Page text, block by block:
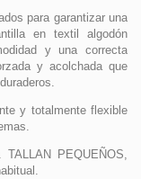
para garantizar una
en textil algodón
y una correcta
y acolchada que
y totalmente flexible
PEQUEÑOS,